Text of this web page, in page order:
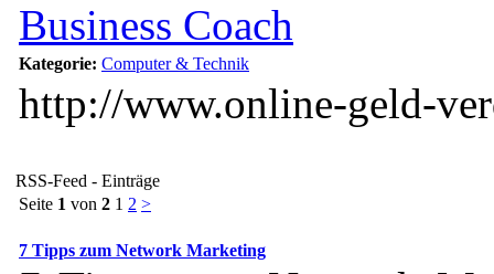
Business Coach
Kategorie: Computer & Technik
http://www.online-geld-
RSS-Feed - Einträge
Seite 1 von 2 1 2 >
7 Tipps zum Network Marketing